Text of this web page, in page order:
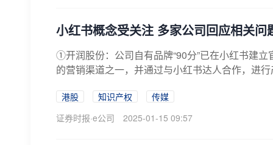
小红书概念受关注 多家公司回应相关问
①开润股份：公司自有品牌“90分”已在小红书建
的营销渠道之一，并通过与小红书达人合作，进行
港股 知识产权
传媒
证券时报·e公司
2025-01-15 09:57